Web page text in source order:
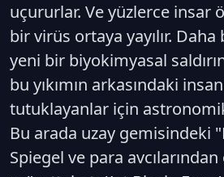
uçururlar. Ve yüzlerce insar
bir virüs ortaya yayılır. Daha
yeni bir biyokimyasal
bu yıkımın arkasındaki
tutuklayanlar için
Bu arada uzay gemisindeki
Spiegel ve para